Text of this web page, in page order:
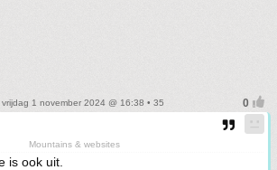
vrijdag 1 november 2024 @ 16:38 • 35
Mountains & websites
is ook uit.